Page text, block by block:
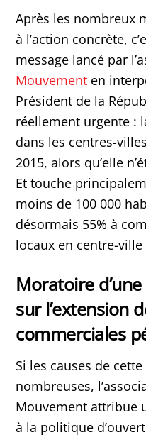
Après les nombreux
à l’action concrète,
message lancé par
Mouvement en
Président de la
réellement urgente :
dans les centres-
2015, alors qu’elle
Et touche
moins de 100 000
désormais 55% à
locaux en centre-
Moratoire
sur l’extension
commerciales
Si les causes de
nombreuses,
Mouvement attribue
à la politique